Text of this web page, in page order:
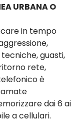
URBANA O
in tempo
guasti,
rete,
è
dai 6 ai
a cellulari.